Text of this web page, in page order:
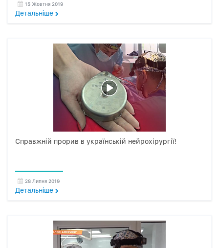
15 Жовтня 2019
Детальнiше
Справжній прорив в українській нейрохірургії!
28 Липня 2019
Детальнiше